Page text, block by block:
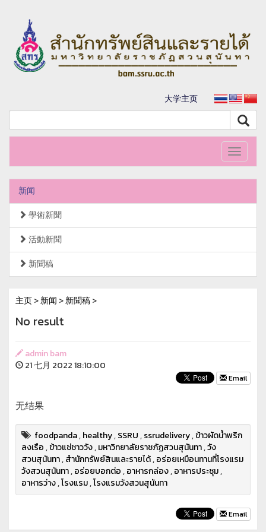
大学主页
Toggle
新闻
學術新聞
活動新聞
新聞稿
主页>新闻 >新聞稿>
No result
admin bam
21 七月 2022 18:10:00
Email
无结果
foodpanda,healthy,SSRU,ssrudelivery,ข้าวผัดน้ำพริก
ลงเรือ,ข้าวแช่ชาววัง,มหาวิทยาลัยราชภัฏสวนสุนันทา,วัง
สวนสุนันทา,สำนักทรัพย์สินและรายได้,อร่อยเหมือนทานที่โรงแรม
วังสวนสุนันทา,อร่อยบอกต่อ,อาหารกล่อง,อาหารประชุม,
อาหารว่าง,โรงแรม,โรงแรมวังสวนสุนันทา
Email